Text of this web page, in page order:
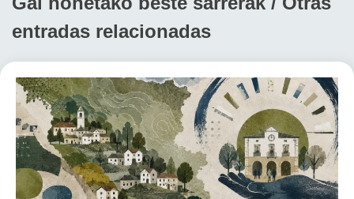
entradas relacionadas